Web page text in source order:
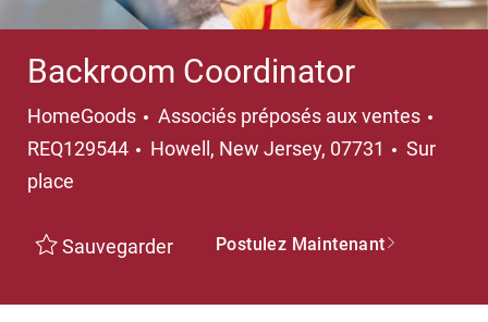
Backroom Coordinator
HomeGoods Catégorie
Associés préposés aux ventes
REQ129544
Emplacement
Howell, New Jersey, 07731
Sur
place
Sauvegarder Postulez Maintenant